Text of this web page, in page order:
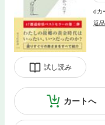
試し読み
dカ
返
カートへ